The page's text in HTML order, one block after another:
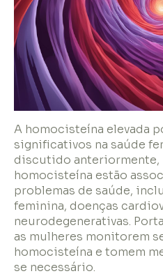
A homocisteína elevada
significativos na saúde
discutido anteriormente,
homocisteína estão
problemas de saúde,
feminina, doenças
neurodegenerativas.
as mulheres monitorem
homocisteína e tomem
se necessário.